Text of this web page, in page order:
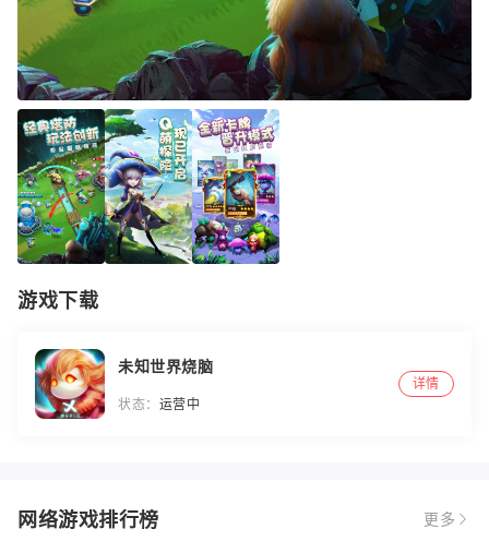
游戏下载
未知世界烧脑
状态： 运营中
详情
网络游戏排行榜 更多